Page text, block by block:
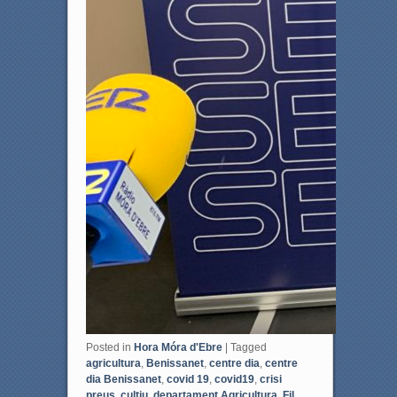
Posted in Hora Móra d'Ebre
Tagged
agricultura, Benissanet, centre dia, centre
dia Benissanet, covid 19, covid19, crisi